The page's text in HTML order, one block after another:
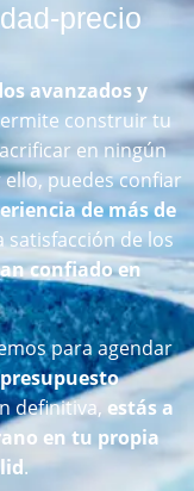
precio
avanzados y
construir tu
en ningún
puedes confiar
de más de
satisfacción de los
confiado en
para agendar
definitiva, estás a
en tu propia
.